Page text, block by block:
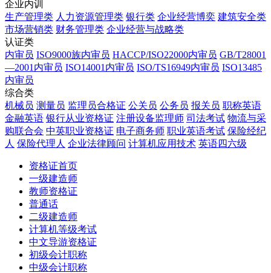
企业内训
生产管理类 人力资源管理类 银行类 企业经营博奕 建筑安全类
市场营销类 财务管理类 企业经营与战略类
认证类
内审员 ISO9000族内审员 HACCP/ISO22000内审员 GB/T28001
—2001内审员 ISO14001内审员 ISO/TS16949内审员 ISO13485
内审员
综合类
机械员 测量员 监理员合格证 公关员 公务员 报关员 职称英语
金融英语 银行从业资格证 注册设备监理师 司法考试 物流与采
购联合会 中英职业资格证 电子商务师 职业英语考试 保险经纪
人 保险代理人 企业法律顾问 计算机应用技术 英语四六级
资格证首页
一级建造师
教师资格证
普通话
二级建造师
计算机等级考试
中文导游资格证
初级会计职称
中级会计职称